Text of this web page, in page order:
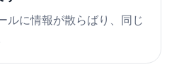
ルに情報が散らばり、同じ